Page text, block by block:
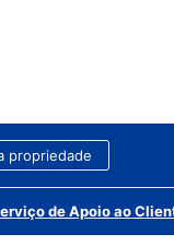
propriedade
de Apoio ao